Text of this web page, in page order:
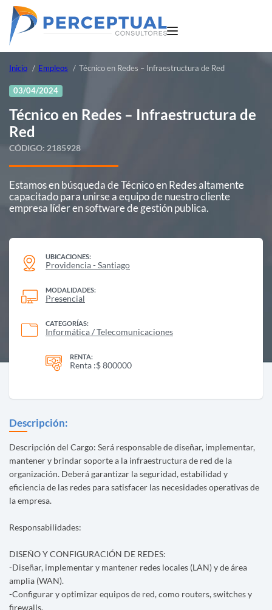
Inicio Empleos Técnico en Redes – Infraestructura de Red
03/04/2024
Técnico en Redes – Infraestructura de
Red
CÓDIGO: 2185928
Estamos en búsqueda de Técnico en Redes altamente
capacitado para unirse a equipo de nuestro cliente
empresa líder en software de gestión publica.
UBICACIONES:
Providencia - Santiago
MODALIDADES:
Presencial
CATEGORÍAS:
Informática / Telecomunicaciones
RENTA:
Renta :$ 800000
Descripción:
Descripción del Cargo: Será responsable de diseñar, implementar,
mantener y brindar soporte a la infraestructura de red de la
organización. Deberá garantizar la seguridad, estabilidad y
eficiencia de las redes para satisfacer las necesidades operativas de
la empresa.
Responsabilidades:
DISEÑO Y CONFIGURACIÓN DE REDES:
-Diseñar, implementar y mantener redes locales (LAN) y de área
amplia (WAN).
-Configurar y optimizar equipos de red, como routers, switches y
firewalls.